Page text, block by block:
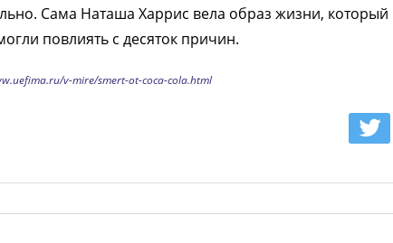
Сама Наташа Харрис вела образ жизни,
повлиять с десяток причин.
v-mire/smert-ot-coca-cola.html